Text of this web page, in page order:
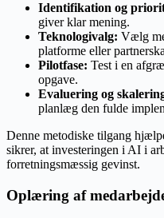
Identifikation og
giver klar mening.
Teknologivalg: Vælg
platforme eller
Pilotfase: Test i en
opgave.
Evaluering og
planlæg den fulde
Denne metodiske tilgang
sikrer, at investeringen i AI i
forretningsmæssig gevinst.
Oplæring af